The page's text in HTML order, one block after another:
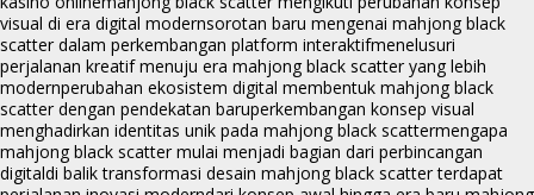
visual di era digital modernsorotan baru mengenai mahjong black
scatter dalam perkembangan platform interaktifmenelusuri
perjalanan kreatif menuju era mahjong black scatter yang lebih
modernperubahan ekosistem digital membentuk mahjong black
scatter dengan pendekatan baruperkembangan konsep visual
menghadirkan identitas unik pada mahjong black scattermengapa
mahjong black scatter mulai menjadi bagian dari perbincangan
digitaldi balik transformasi desain mahjong black scatter terdapat